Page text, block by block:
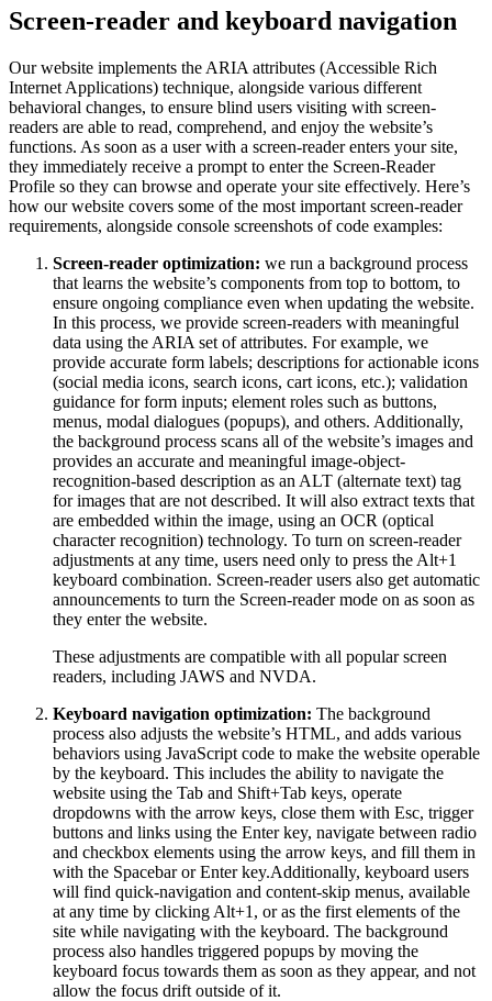
Screen-reader and keyboard navigation
Our website implements the ARIA attributes (Accessible Rich
Internet Applications) technique, alongside various different
behavioral changes, to ensure blind users visiting with screen-
readers are able to read, comprehend, and enjoy the website’s
functions. As soon as a user with a screen-reader enters your site,
they immediately receive a prompt to enter the Screen-Reader
Profile so they can browse and operate your site effectively. Here’s
how our website covers some of the most important screen-reader
requirements, alongside console screenshots of code examples:
Screen-reader optimization: we run a background process
that learns the website’s components from top to bottom, to
ensure ongoing compliance even when updating the website.
In this process, we provide screen-readers with meaningful
data using the ARIA set of attributes. For example, we
provide accurate form labels; descriptions for actionable icons
(social media icons, search icons, cart icons, etc.); validation
guidance for form inputs; element roles such as buttons,
menus, modal dialogues (popups), and others. Additionally,
the background process scans all of the website’s images and
provides an accurate and meaningful image-object-
recognition-based description as an ALT (alternate text) tag
for images that are not described. It will also extract texts that
are embedded within the image, using an OCR (optical
character recognition) technology. To turn on screen-reader
adjustments at any time, users need only to press the Alt+1
keyboard combination. Screen-reader users also get automatic
announcements to turn the Screen-reader mode on as soon as
they enter the website.
These adjustments are compatible with all popular screen
readers, including JAWS and NVDA.
Keyboard navigation optimization: The background
process also adjusts the website’s HTML, and adds various
behaviors using JavaScript code to make the website operable
by the keyboard. This includes the ability to navigate the
website using the Tab and Shift+Tab keys, operate
dropdowns with the arrow keys, close them with Esc, trigger
buttons and links using the Enter key, navigate between radio
and checkbox elements using the arrow keys, and fill them in
with the Spacebar or Enter key.Additionally, keyboard users
will find quick-navigation and content-skip menus, available
at any time by clicking Alt+1, or as the first elements of the
site while navigating with the keyboard. The background
process also handles triggered popups by moving the
keyboard focus towards them as soon as they appear, and not
allow the focus drift outside of it.